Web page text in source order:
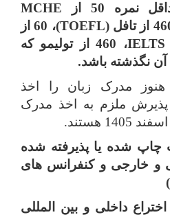
نمره 50 از
MCHE
(TOEFL)،
60 از
IELTS
، 460 از تولیمو که
هنوز مدرک زبان را اخذ
پذیرش ملزم به اخذ مدرک
چاپ شده یا پذیرفته شده
و خارجی و کنفرانس های
داخلی و بین المللی